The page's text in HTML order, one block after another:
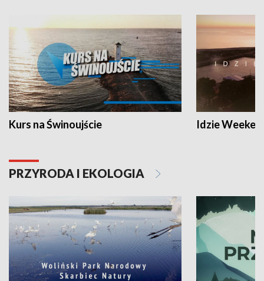
Kurs na Świnoujście Idzie
PRZYRODA I EKOLOGIA